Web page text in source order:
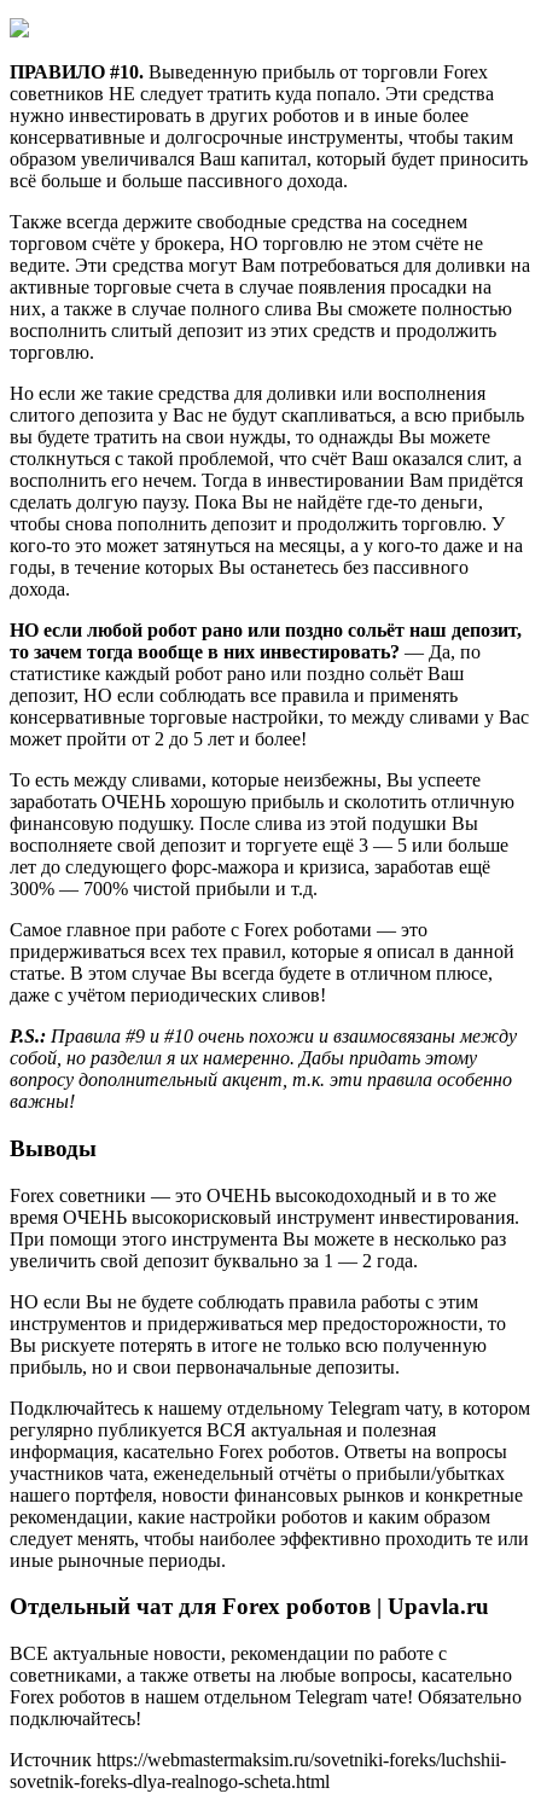
ПРАВИЛО #10. Выведенную прибыль от торговли Forex
советников НЕ следует тратить куда попало. Эти средства
нужно инвестировать в других роботов и в иные более
консервативные и долгосрочные инструменты, чтобы таким
образом увеличивался Ваш капитал, который будет приносить
всё больше и больше пассивного дохода.
Также всегда держите свободные средства на соседнем
торговом счёте у брокера, НО торговлю не этом счёте не
ведите. Эти средства могут Вам потребоваться для доливки на
активные торговые счета в случае появления просадки на
них, а также в случае полного слива Вы сможете полностью
восполнить слитый депозит из этих средств и продолжить
торговлю.
Но если же такие средства для доливки или восполнения
слитого депозита у Вас не будут скапливаться, а всю прибыль
вы будете тратить на свои нужды, то однажды Вы можете
столкнуться с такой проблемой, что счёт Ваш оказался слит, а
восполнить его нечем. Тогда в инвестировании Вам придётся
сделать долгую паузу. Пока Вы не найдёте где-то деньги,
чтобы снова пополнить депозит и продолжить торговлю. У
кого-то это может затянуться на месяцы, а у кого-то даже и на
годы, в течение которых Вы останетесь без пассивного
дохода.
НО если любой робот рано или поздно сольёт наш депозит,
то зачем тогда вообще в них инвестировать? — Да, по
статистике каждый робот рано или поздно сольёт Ваш
депозит, НО если соблюдать все правила и применять
консервативные торговые настройки, то между сливами у Вас
может пройти от 2 до 5 лет и более!
То есть между сливами, которые неизбежны, Вы успеете
заработать ОЧЕНЬ хорошую прибыль и сколотить отличную
финансовую подушку. После слива из этой подушки Вы
восполняете свой депозит и торгуете ещё 3 — 5 или больше
лет до следующего форс-мажора и кризиса, заработав ещё
300% — 700% чистой прибыли и т.д.
Самое главное при работе с Forex роботами — это
придерживаться всех тех правил, которые я описал в данной
статье. В этом случае Вы всегда будете в отличном плюсе,
даже с учётом периодических сливов!
P.S.: Правила #9 и #10 очень похожи и взаимосвязаны между
собой, но разделил я их намеренно. Дабы придать этому
вопросу дополнительный акцент, т.к. эти правила особенно
важны!
Выводы
Forex советники — это ОЧЕНЬ высокодоходный и в то же
время ОЧЕНЬ высокорисковый инструмент инвестирования.
При помощи этого инструмента Вы можете в несколько раз
увеличить свой депозит буквально за 1 — 2 года.
НО если Вы не будете соблюдать правила работы с этим
инструментов и придерживаться мер предосторожности, то
Вы рискуете потерять в итоге не только всю полученную
прибыль, но и свои первоначальные депозиты.
Подключайтесь к нашему отдельному Telegram чату, в котором
регулярно публикуется ВСЯ актуальная и полезная
информация, касательно Forex роботов. Ответы на вопросы
участников чата, еженедельный отчёты о прибыли/убытках
нашего портфеля, новости финансовых рынков и конкретные
рекомендации, какие настройки роботов и каким образом
следует менять, чтобы наиболее эффективно проходить те или
иные рыночные периоды.
Отдельный чат для Forex роботов | Upavla.ru
ВСЕ актуальные новости, рекомендации по работе с
советниками, а также ответы на любые вопросы, касательно
Forex роботов в нашем отдельном Telegram чате! Обязательно
подключайтесь!
Источник https://webmastermaksim.ru/sovetniki-foreks/luchshii-
sovetnik-foreks-dlya-realnogo-scheta.html